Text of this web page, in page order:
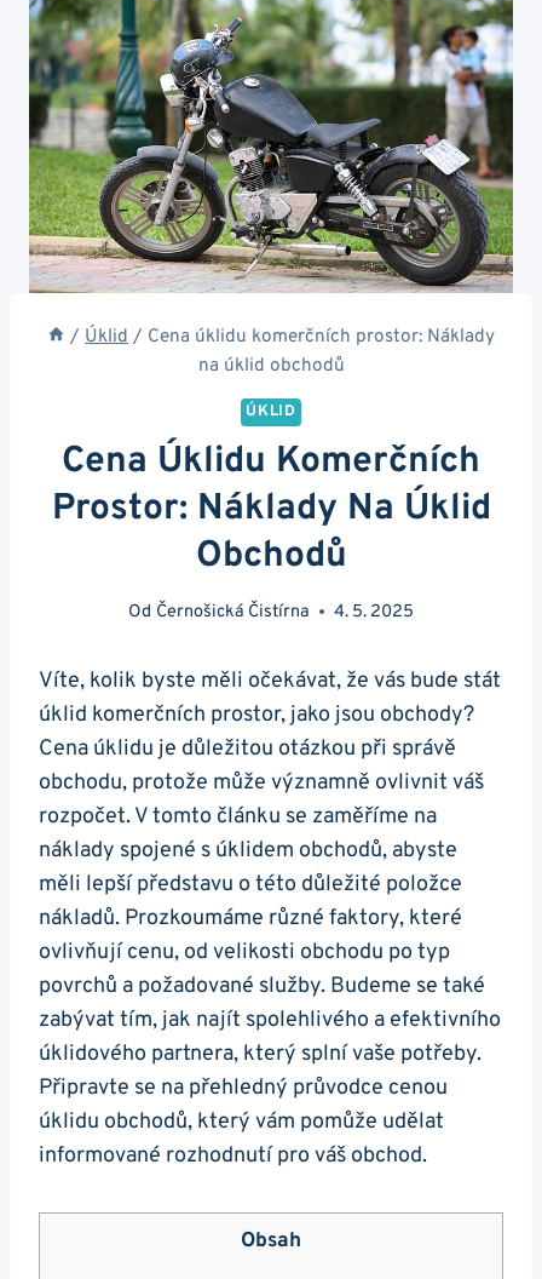
/ Úklid / Cena úklidu komerčních prostor: Náklady
na úklid obchodů
ÚKLID
Cena Úklidu Komerčních
Prostor: Náklady Na Úklid
Obchodů
Od Černošická Čistírna 4. 5. 2025
Víte, kolik byste měli očekávat, že vás bude stát
úklid komerčních prostor, jako jsou obchody?
Cena úklidu je důležitou otázkou při správě
obchodu, protože může významně ovlivnit váš
rozpočet. V tomto článku se zaměříme na
náklady spojené s úklidem obchodů, abyste
měli lepší představu o této důležité položce
nákladů. Prozkoumáme různé faktory, které
ovlivňují cenu, od velikosti obchodu po typ
povrchů a požadované služby. Budeme se také
zabývat tím, jak najít spolehlivého a efektivního
úklidového partnera, který splní vaše potřeby.
Připravte se na přehledný průvodce cenou
úklidu obchodů, který vám pomůže udělat
informované rozhodnutí pro váš obchod.
Obsah